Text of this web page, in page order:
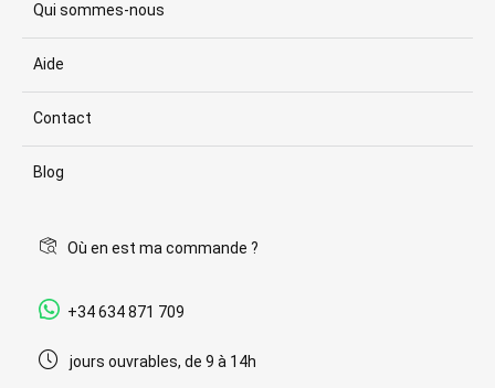
Qui sommes-nous
Aide
Contact
Blog
Où en est ma commande ?
+34 634 871 709
jours ouvrables, de 9 à 14h